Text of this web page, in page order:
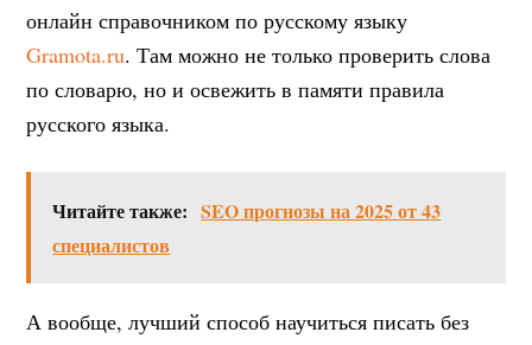
онлайн справочником по русскому языку
Gramota.ru. Там можно не только проверить слова
по словарю, но и освежить в памяти правила
русского языка.
Читайте также: SEO прогнозы на 2025 от 43
специалистов
А вообще, лучший способ научиться писать без